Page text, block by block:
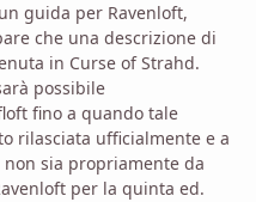
guida per Ravenloft,
che una descrizione di
in Curse of Strahd.
possibile
fino a quando tale
rilasciata ufficialmente e a
sia propriamente da
per la quinta ed.